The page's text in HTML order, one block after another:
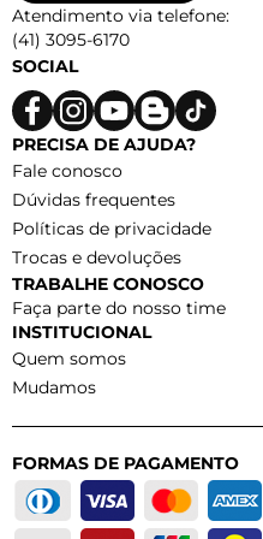
Atendimento via telefone:
(41) 3095-6170
SOCIAL
PRECISA DE AJUDA?
Fale conosco
Dúvidas frequentes
Políticas de privacidade
Trocas e devoluções
TRABALHE CONOSCO
Faça parte do nosso time
INSTITUCIONAL
Quem somos
Mudamos
FORMAS DE PAGAMENTO